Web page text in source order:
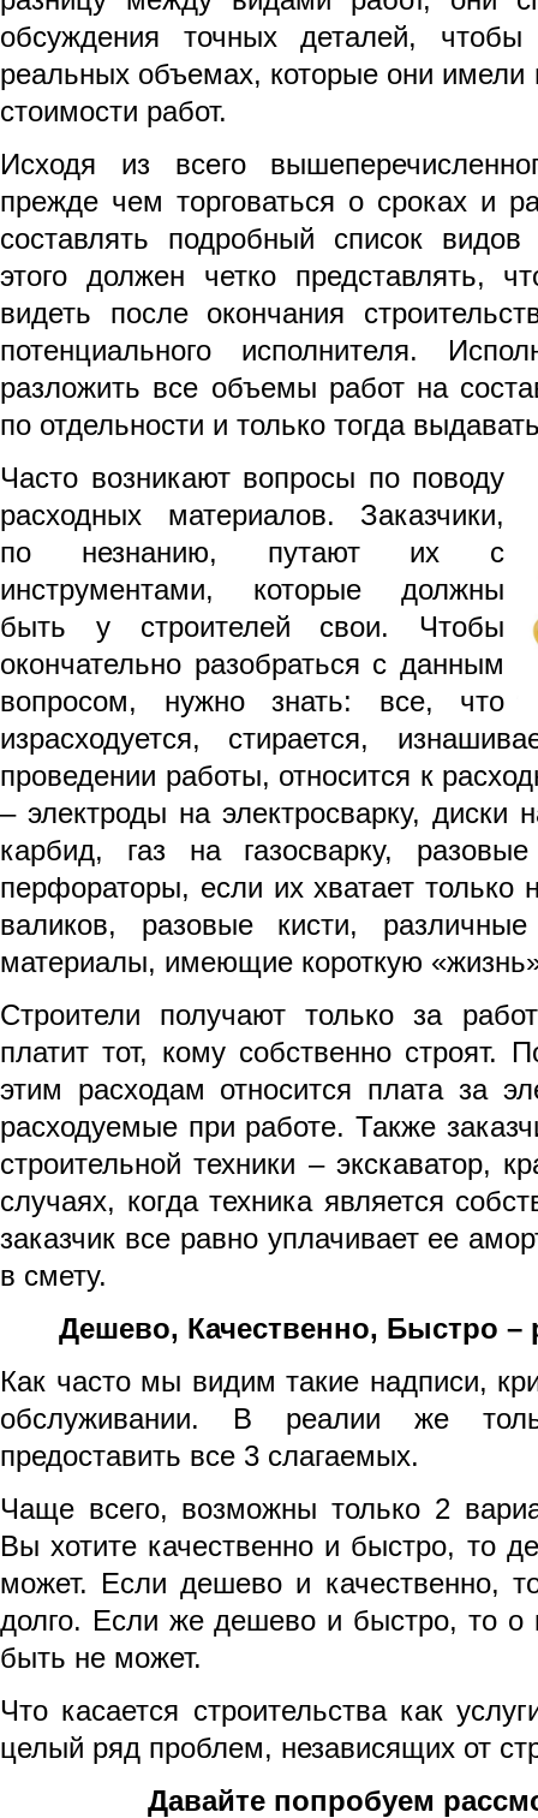
обсуждения точных деталей,
реальных объемах, которые они имели
стоимости работ.
Исходя из всего
прежде чем торговаться о сроках и
составлять подробный список
этого должен четко представлять,
видеть после окончания
потенциального исполнителя.
разложить все объемы работ на
по отдельности и только тогда
Часто возникают вопросы по поводу
расходных материалов. Заказчики,
по незнанию, путают их с
инструментами, которые должны
быть у строителей свои. Чтобы
окончательно разобраться с данным
вопросом, нужно знать: все, что
израсходуется, стирается,
проведении работы, относится к
– электроды на электросварку, диски
карбид, газ на газосварку,
перфораторы, если их хватает только
валиков, разовые кисти,
материалы, имеющие короткую
Строители получают только за
платит тот, кому собственно
этим расходам относится плата за
расходуемые при работе. Также
строительной техники – экскаватор,
случаях, когда техника является
заказчик все равно уплачивает ее
в смету.
Дешево, Качественно, Быстро –
Как часто мы видим такие надписи,
обслуживании. В реалии же
предоставить все 3 слагаемых.
Чаще всего, возможны только 2
Вы хотите качественно и быстро, то
может. Если дешево и качественно,
долго. Если же дешево и быстро, то о
быть не может.
Что касается строительства как
целый ряд проблем, независящих от
Давайте попробуем